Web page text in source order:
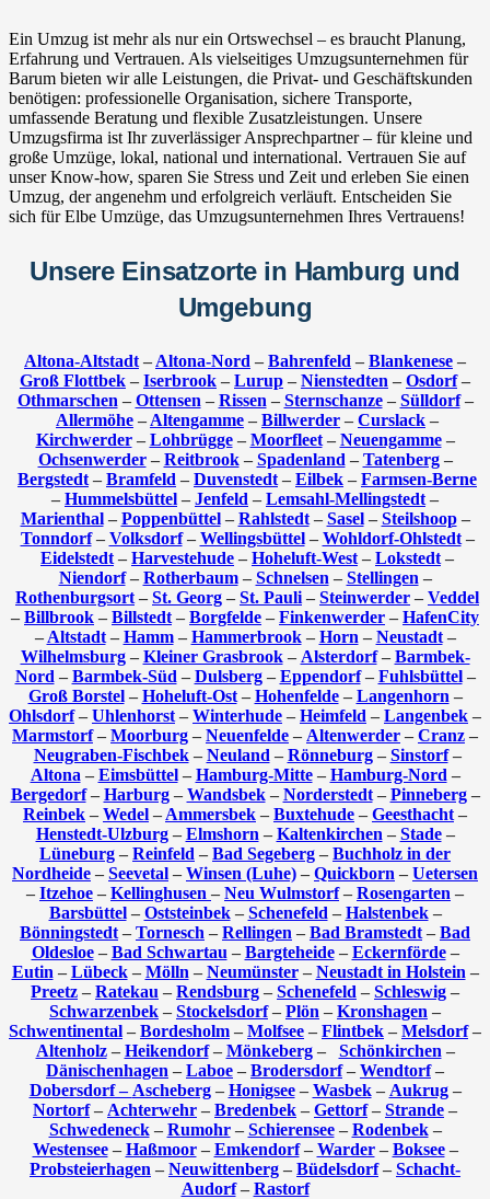
Ein Umzug ist mehr als nur ein Ortswechsel – es braucht Planung,
Erfahrung und Vertrauen. Als vielseitiges Umzugsunternehmen für
Barum bieten wir alle Leistungen, die Privat- und Geschäftskunden
benötigen: professionelle Organisation, sichere Transporte,
umfassende Beratung und flexible Zusatzleistungen. Unsere
Umzugsfirma ist Ihr zuverlässiger Ansprechpartner – für kleine und
große Umzüge, lokal, national und international. Vertrauen Sie auf
unser Know-how, sparen Sie Stress und Zeit und erleben Sie einen
Umzug, der angenehm und erfolgreich verläuft. Entscheiden Sie
sich für Elbe Umzüge, das Umzugsunternehmen Ihres Vertrauens!
Unsere Einsatzorte in Hamburg und
Umgebung
Altona-Altstadt – Altona-Nord – Bahrenfeld – Blankenese –
Groß Flottbek – Iserbrook – Lurup – Nienstedten – Osdorf–
Othmarschen – Ottensen – Rissen – Sternschanze– Sülldorf–
Allermöhe – Altengamme – Billwerder – Curslack –
Kirchwerder– Lohbrügge– Moorfleet– Neuengamme–
Ochsenwerder– Reitbrook– Spadenland – Tatenberg–
Bergstedt – Bramfeld – Duvenstedt – Eilbek – Farmsen-Berne
– Hummelsbüttel – Jenfeld – Lemsahl-Mellingstedt –
Marienthal– Poppenbüttel– Rahlstedt– Sasel– Steilshoop–
Tonndorf– Volksdorf– Wellingsbüttel– Wohldorf-Ohlstedt–
Eidelstedt – Harvestehude – Hoheluft-West – Lokstedt –
Niendorf– Rotherbaum– Schnelsen – Stellingen –
Rothenburgsort – St. Georg – St. Pauli – Steinwerder – Veddel
– Billbrook – Billstedt – Borgfelde – Finkenwerder – HafenCity
– Altstadt– Hamm– Hammerbrook– Horn – Neustadt–
Wilhelmsburg– Kleiner Grasbrook– Alsterdorf– Barmbek-
Nord – Barmbek-Süd – Dulsberg– Eppendorf– Fuhlsbüttel–
Groß Borstel– Hoheluft-Ost– Hohenfelde– Langenhorn –
Ohlsdorf– Uhlenhorst – Winterhude – Heimfeld – Langenbek –
Marmstorf– Moorburg – Neuenfelde – Altenwerder – Cranz –
Neugraben-Fischbek– Neuland – Rönneburg– Sinstorf–
Altona – Eimsbüttel– Hamburg-Mitte– Hamburg-Nord –
Bergedorf– Harburg– Wandsbek– Norderstedt– Pinneberg–
Reinbek – Wedel – Ammersbek – Buxtehude – Geesthacht –
Henstedt-Ulzburg– Elmshorn – Kaltenkirchen – Stade–
Lüneburg – Reinfeld – Bad Segeberg – Buchholz in der
Nordheide – Seevetal – Winsen (Luhe) – Quickborn – Uetersen
– Itzehoe – Kellinghusen – Neu Wulmstorf– Rosengarten –
Barsbüttel– Oststeinbek– Schenefeld – Halstenbek–
Bönningstedt – Tornesch – Rellingen – Bad Bramstedt – Bad
Oldesloe– Bad Schwartau – Bargteheide– Eckernförde–
Eutin – Lübeck– Mölln – Neumünster– Neustadt in Holstein –
Preetz – Ratekau – Rendsburg – Schenefeld – Schleswig –
Schwarzenbek – Stockelsdorf– Plön – Kronshagen –
Schwentinental – Bordesholm – Molfsee – Flintbek – Melsdorf–
Altenholz– Heikendorf– Mönkeberg– Schönkirchen –
Dänischenhagen – Laboe – Brodersdorf– Wendtorf–
Dobersdorf – Ascheberg– Honigsee– Wasbek– Aukrug–
Nortorf– Achterwehr – Bredenbek – Gettorf– Strande –
Schwedeneck– Rumohr– Schierensee– Rodenbek–
Westensee– Haßmoor– Emkendorf– Warder– Boksee–
Probsteierhagen – Neuwittenberg – Büdelsdorf– Schacht-
Audorf– Rastorf